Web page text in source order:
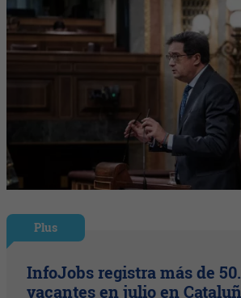
Plus
InfoJobs registra más de
vacantes en julio en